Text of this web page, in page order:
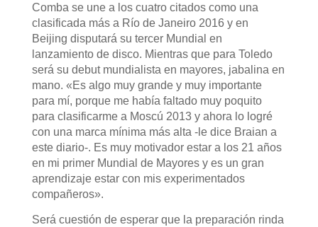
Comba se une a los cuatro citados como una
clasificada más a Río de Janeiro 2016 y en
Beijing disputará su tercer Mundial en
lanzamiento de disco. Mientras que para Toledo
será su debut mundialista en mayores, jabalina en
mano. «Es algo muy grande y muy importante
para mí, porque me había faltado muy poquito
para clasificarme a Moscú 2013 y ahora lo logré
con una marca mínima más alta -le dice Braian a
este diario-. Es muy motivador estar a los 21 años
en mi primer Mundial de Mayores y es un gran
aprendizaje estar con mis experimentados
compañeros».
Será cuestión de esperar que la preparación rinda